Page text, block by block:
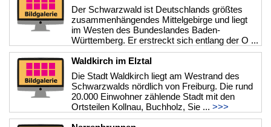
Der Schwarzwald ist Deutschlands größtes
zusammenhängendes Mittelgebirge und liegt
im Westen des Bundeslandes Baden-
Württemberg. Er erstreckt sich entlang der O ...
>>>
Waldkirch im Elztal
Die Stadt Waldkirch liegt am Westrand des
Schwarzwalds nördlich von Freiburg. Die rund
20.000 Einwohner zählende Stadt mit den
Ortsteilen Kollnau, Buchholz, Sie ... >>>